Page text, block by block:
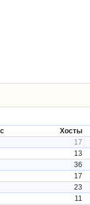
Хосты
17
13
36
17
23
11